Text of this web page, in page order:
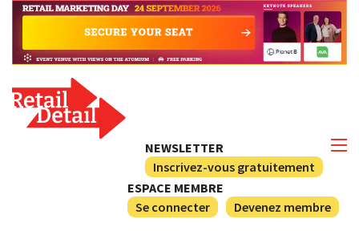
NEWSLETTER
Inscrivez-vous gratuitement
ESPACE MEMBRE
Se connecter
Devenez membre